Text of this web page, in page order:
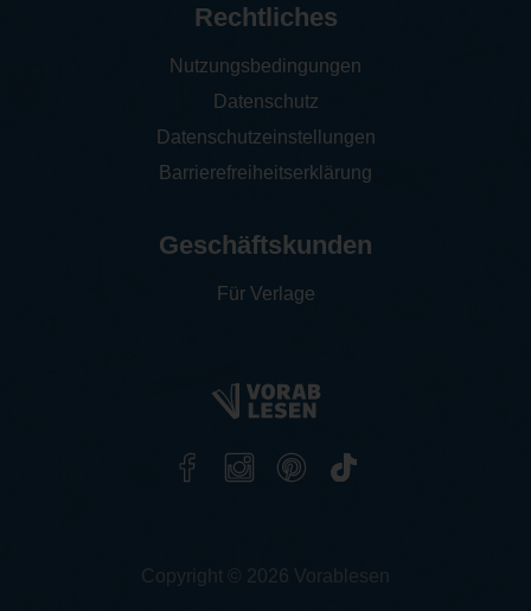
Rechtliches
Nutzungsbedingungen
Datenschutz
Datenschutzeinstellungen
Barrierefreiheitserklärung
Geschäftskunden
Für Verlage
Copyright © 2026 Vorablesen